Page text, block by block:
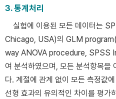
3. 통계처리
실험에 이용된 모든 데이터는
Chicago, USA)의 GLM
way ANOVA procedure, SPSS
여 분석하였으며, 모든 분석항목을
다. 계절에 관계 없이 모든 측정값
선형 효과의 유의적인 차이를 평